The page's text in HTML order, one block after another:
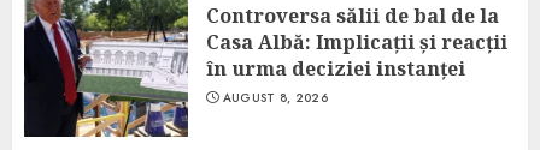
Controversa sălii de bal de la
Casa Albă: Implicații și reacții
în urma deciziei instanței
AUGUST 8, 2026